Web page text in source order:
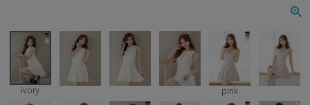
JENNNY
COMEX
Rechercher
ivory pink